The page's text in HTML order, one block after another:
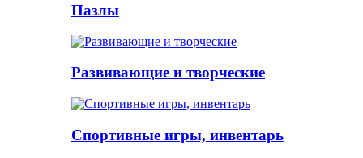
Пазлы
Развивающие и творческие
Спортивные игры, инвентарь